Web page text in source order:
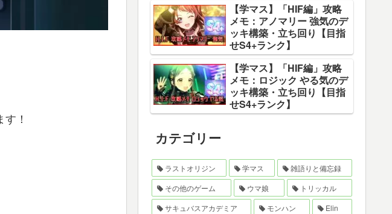
！
【学マス】「HIF編」攻略
メモ：アノマリー 強気のデ
ッキ構築・立ち回り【目指
せS4+ランク】
【学マス】「HIF編」攻略
メモ：ロジック やる気のデ
ッキ構築・立ち回り【目指
せS4+ランク】
カテゴリー
ラストオリジン 学マス
雑語りと備忘録
その他のゲーム
ウマ娘
トリッカル
サキュバスアカデミア
モンハン
Elin